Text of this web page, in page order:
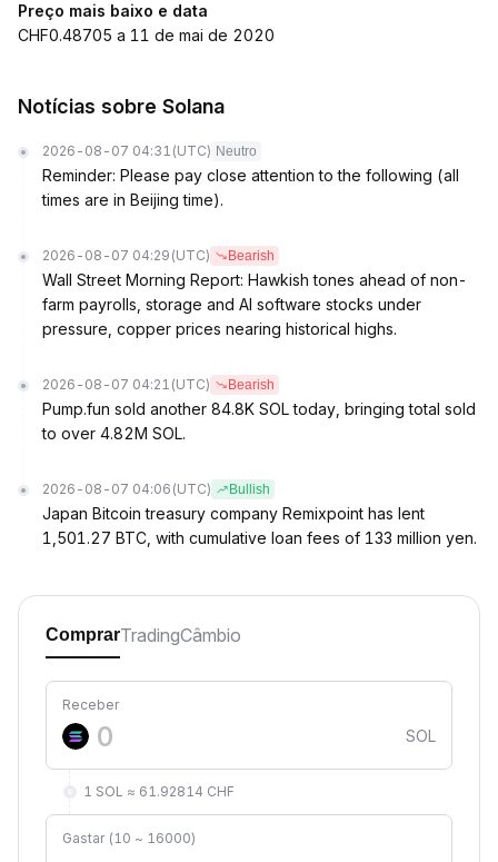
Preço mais baixo e data
CHF0.48705 a 11 de mai de 2020
Notícias sobre Solana
2026-08-07 04:31 (UTC) Neutro
Reminder: Please pay close attention to the following (all
times are in Beijing time).
2026-08-07 04:29 (UTC) Bearish
Wall Street Morning Report: Hawkish tones ahead of non-
farm payrolls, storage and AI software stocks under
pressure, copper prices nearing historical highs.
2026-08-07 04:21 (UTC) Bearish
Pump.fun sold another 84.8K SOL today, bringing total sold
to over 4.82M SOL.
2026-08-07 04:06 (UTC) Bullish
Japan Bitcoin treasury company Remixpoint has lent
1,501.27 BTC, with cumulative loan fees of 133 million yen.
ComprarTradingCâmbio
Receber
SOL
1 SOL ≈ 61.92814 CHF
Gastar (10 ~ 16000)